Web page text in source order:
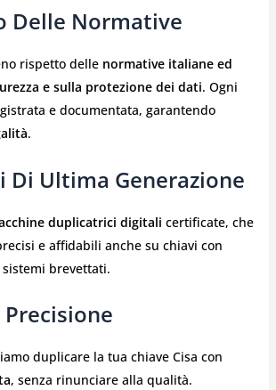
Delle Normative
rispetto delle normative italiane ed
e sulla protezione dei dati. Ogni
e documentata, garantendo
.
Di Ultima Generazione
duplicatrici digitali certificate, che
e affidabili anche su chiavi con
brevettati.
Precisione
duplicare la tua chiave Cisa con
, senza rinunciare alla qualità.